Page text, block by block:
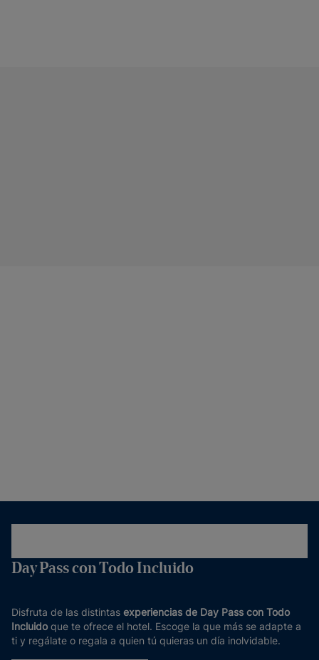
Day Pass con Todo Incluido
Disfruta de las distintas experiencias de Day Pass con Todo
Incluido que te ofrece el hotel. Escoge la que más se adapte a
ti y regálate o regala a quien tú quieras un día inolvidable.